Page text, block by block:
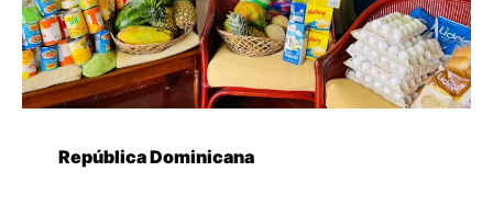
República Dominicana